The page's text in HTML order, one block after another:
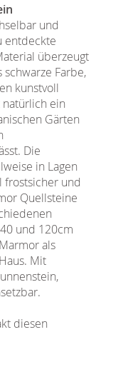
und
entdeckte
überzeugt
Farbe,
kunstvoll
ein
Gärten
Die
in Lagen
frostsicher und
Quellsteine
und 120cm
als
Mit
diesen